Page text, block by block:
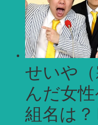
せいや
んだ女
組名は？